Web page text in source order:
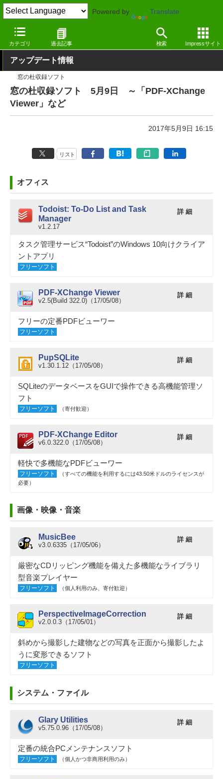
Powered by Translate
カテゴリ 過去記事 検索 Impressサイト
窓の杜 その他の話題 アップデート
アップデート情報
窓の杜収録ソフト
窓の杜収録ソフト 5月9日 ～「PDF-XChange
Viewer」など
2017年5月9日 16:15
リスト
オフィス
Todoist: To-Do List and Task
Manager
v1.2.17
詳 細
タスク管理サービス“Todoist”のWindows 10向けクライア
ントアプリ
フリーソフト
PDF-XChange Viewer
v2.5(Build 322.0)（17/05/08）
詳 細
フリーの定番PDFビューワー
フリーソフト
PupSQLite
v1.30.1.12（17/05/08）
詳 細
SQLiteのデータベースをGUIで操作できる高機能管理ソ
フト
フリーソフト （寄付歓迎）
PDF-XChange Editor
v6.0.322.0（17/05/08）
詳 細
軽快で多機能なPDFビューワー
フリーソフト
（すべての機能を利用するには43.50米ドルのライセンスが
必要）
画像・映像・音楽
MusicBee
v3.0.6335（17/05/06）
詳 細
厳密なCDリッピング機能を備えた多機能なライブラリ
型音楽プレイヤー
フリーソフト （個人利用のみ、寄付歓迎）
PerspectiveImageCorrection
v2.0.0.3（17/05/01）
詳 細
斜めから撮影した建物などの写真を正面から撮影したよ
うに変形できるソフト
フリーソフト
システム・ファイル
Glary Utilities
v5.75.0.96（17/05/08）
詳 細
定番の統合PCメンテナンスソフト
フリーソフト （個人かつ非商用利用のみ）